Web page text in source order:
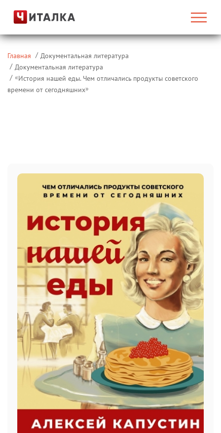
Главная
Документальная литература
Документальная литература
«История нашей еды. Чем отличались продукты советского
времени от сегодняшних»